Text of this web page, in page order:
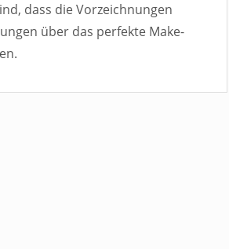
dass die Vorzeichnungen
über das perfekte Make-